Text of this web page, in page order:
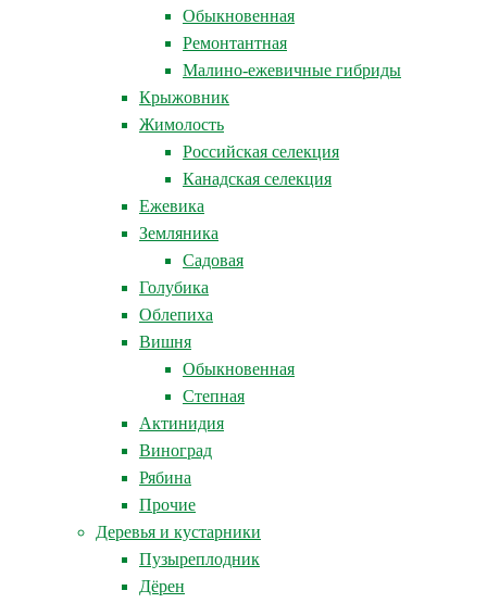
Обыкновенная
Ремонтантная
Малино-ежевичные гибриды
Крыжовник
Жимолость
Российская селекция
Канадская селекция
Ежевика
Земляника
Садовая
Голубика
Облепиха
Вишня
Обыкновенная
Степная
Актинидия
Виноград
Рябина
Прочие
Деревья и кустарники
Пузыреплодник
Дёрен